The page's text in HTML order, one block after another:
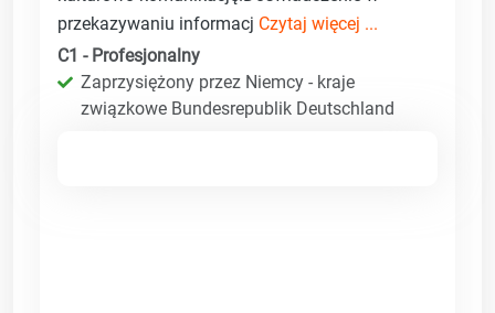
przekazywaniu informacj Czytaj więcej ...
C1 - Profesjonalny
Zaprzysiężony przez Niemcy - kraje
związkowe Bundesrepublik Deutschland